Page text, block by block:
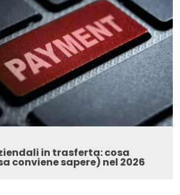
in trasferta: cosa
conviene sapere) nel 2026